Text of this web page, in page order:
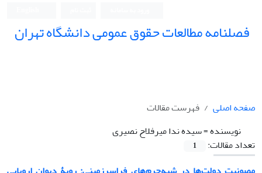
فصلنامه مطالعات حقوق عمومی دانشگاه تهران
صفحه اصلی
فهرست مقالات
نویسنده =سیده ندا میرفلاح نصیری
تعداد مقالات:
1